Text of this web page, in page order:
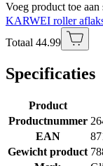
Voeg product toe aan
KARWEI roller
Totaal 44.99
Specificaties
Product
Productnummer
EAN
Gewicht product